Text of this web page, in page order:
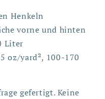
Henkeln
vorne und hinten
Liter
oz/yard², 100-170
gefertigt. Keine